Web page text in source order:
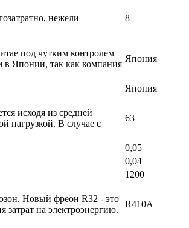
нежели
8
под чутким контролем
в Японии, так как компания
Япония
Япония
исходя из средней
нагрузкой. В случае с
63
0,05
0,04
1200
Новый фреон R32 - это
на электроэнергию.
R410A